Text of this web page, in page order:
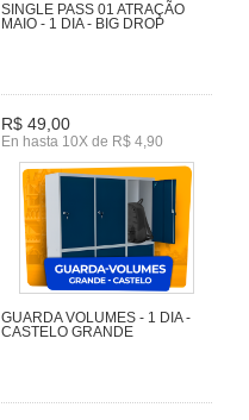
SINGLE PASS 01 ATRAÇÃO
MAIO - 1 DIA - BIG DROP
R$ 49,00
En hasta 10X de R$ 4,90
GUARDA VOLUMES - 1 DIA -
CASTELO GRANDE